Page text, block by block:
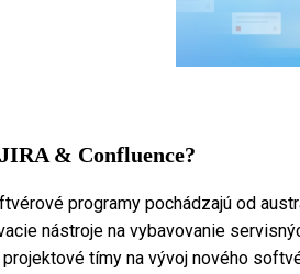
& Confluence?
​​programy pochádzajú od
nástroje na vybavovanie
tímy na vývoj nového